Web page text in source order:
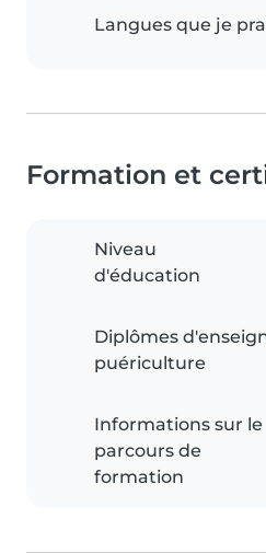
Langues que je
Formation et
Niveau
d'éducation
Diplômes
puériculture
Informations sur le
parcours de
formation